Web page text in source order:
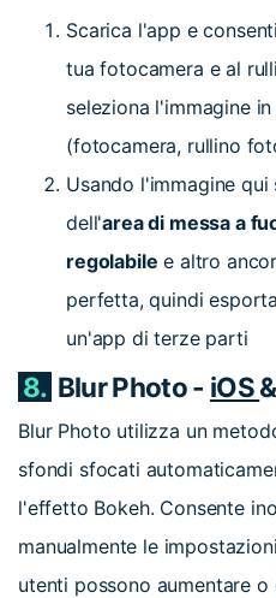
Scarica l'app e
tua fotocamera e al
seleziona l'immagine
(fotocamera, rullino
Usando l'immagine
dell'area di messa a
regolabile e altro
perfetta, quindi
un'app di terze parti
8. Blur Photo - iOS&
Blur Photo utilizza un
sfondi sfocati
l'effetto Bokeh. Consente
manualmente le
utenti possono aumentare